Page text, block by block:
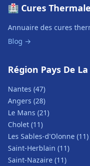
🏥 Cures
Annuaire des cures
Blog →
Région Pays De
Nantes (47)
Angers (28)
Le Mans (21)
Cholet (11)
Les Sables-d'Olonne (11)
Saint-Herblain (11)
Saint-Nazaire (11)